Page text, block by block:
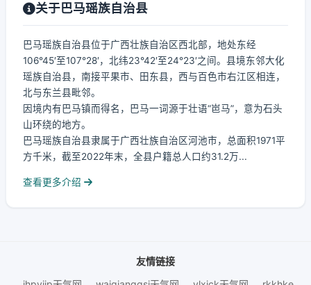
关于巴马瑶族自治县
巴马瑶族自治县位于广西壮族自治区西北部，地处东经
106°45′至107°28′，北纬23°42′至24°23′之间。县境东邻大化
瑶族自治县，南接平果市、田东县，西与百色市右江区相连，
北与东兰县毗邻。
因境内有巴马镇而得名，巴马一词源于壮语“岜马”，意为石头
山环绕的地方。
巴马瑶族自治县隶属于广西壮族自治区河池市，总面积1971平
方千米，截至2022年末，全县户籍总人口约31.2万...
查看更多介绍
友情链接